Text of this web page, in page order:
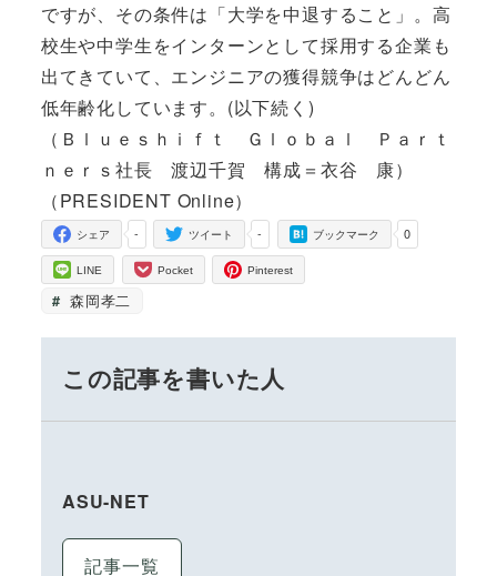
ですが、その条件は「大学を中退すること」。高
校生や中学生をインターンとして採用する企業も
出てきていて、エンジニアの獲得競争はどんどん
低年齢化しています。(以下続く)
（Ｂｌｕｅｓｈｉｆｔ Ｇｌｏｂａｌ Ｐａｒｔ
ｎｅｒｓ社長 渡辺千賀 構成＝衣谷 康）
（PRESIDENT Online）
-
シェア -
ツイート 0
ブックマーク
LINE Pocket Pinterest
森岡孝二
この記事を書いた人
ASU-NET
記事一覧